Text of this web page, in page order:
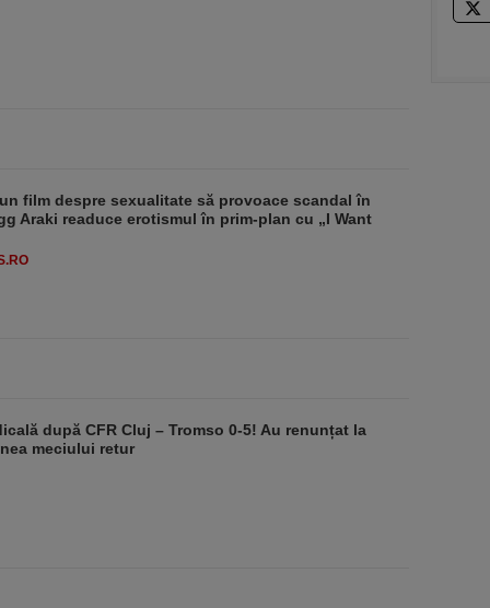
film despre sexualitate să provoace scandal în
Araki readuce erotismul în prim-plan cu „I Want
după CFR Cluj – Tromso 0-5! Au renunțat la
meciului retur